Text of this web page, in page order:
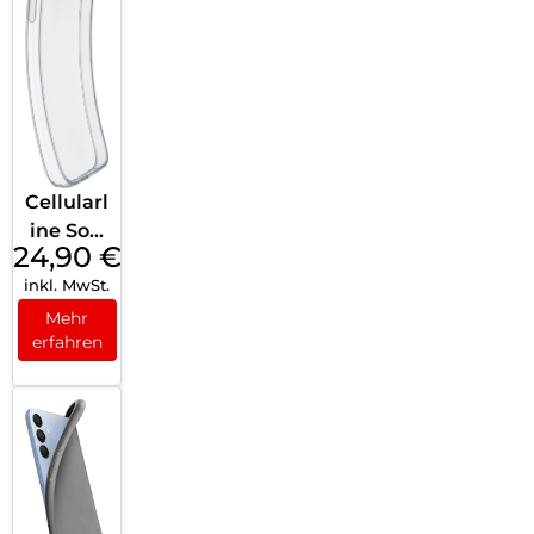
Cellularl
ine Soft
Case
Galaxy
A16 4G/
5G Clear
24,90 €
inkl. MwSt.
Mehr
erfahren